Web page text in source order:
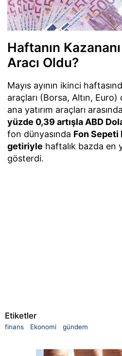
Haftanın
Aracı Oldu?
Mayıs ayının ikinci
araçları (Borsa, Altın,
ana yatırım araçları arasında
yüzde 0,39 artışla ABD
fon dünyasında Fon Sepeti
getiriyle haftalık bazda en
gösterdi.
Etiketler
finans Ekonomi gündem